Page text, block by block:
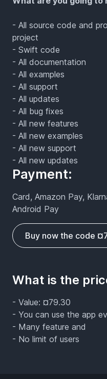
- All source code and
project
- Swift code
- All documentation
- All examples
- All support
- All updates
- All bug fixes
- All new features
- All new examples
- All new support
- All new updates
Payment:
Card, Amazon Pay,
Android Pay
Buy now the code
What is the
- Value: ¤79.30
- You can use the app
- Many feature and
- No limit of users